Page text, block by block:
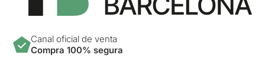
Canal oficial de venta
Compra 100% segura